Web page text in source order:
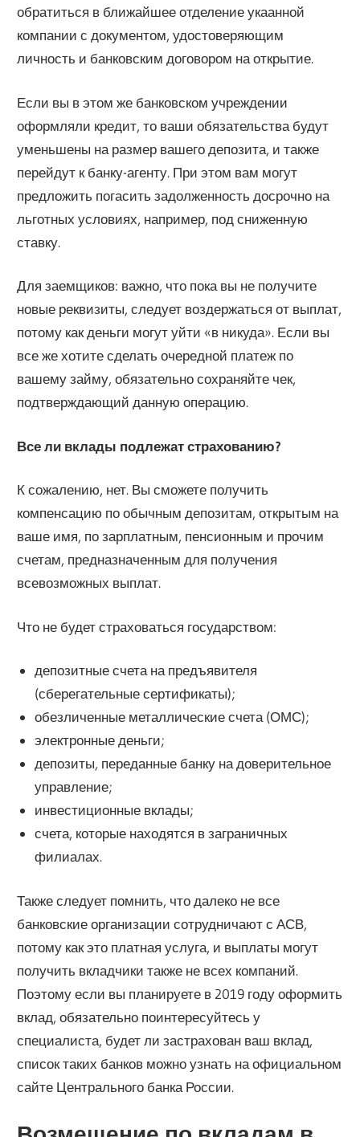
обратиться в ближайшее отделение укаанной
компании с документом, удостоверяющим
личность и банковским договором на открытие.
Если вы в этом же банковском учреждении
оформляли кредит, то ваши обязательства будут
уменьшены на размер вашего депозита, и также
перейдут к банку-агенту. При этом вам могут
предложить погасить задолженность досрочно на
льготных условиях, например, под сниженную
ставку.
Для заемщиков: важно, что пока вы не получите
новые реквизиты, следует воздержаться от выплат,
потому как деньги могут уйти «в никуда». Если вы
все же хотите сделать очередной платеж по
вашему займу, обязательно сохраняйте чек,
подтверждающий данную операцию.
Все ли вклады подлежат страхованию?
К сожалению, нет. Вы сможете получить
компенсацию по обычным депозитам, открытым на
ваше имя, по зарплатным, пенсионным и прочим
счетам, предназначенным для получения
всевозможных выплат.
Что не будет страховаться государством:
депозитные счета на предъявителя
(сберегательные сертификаты);
обезличенные металлические счета (ОМС);
электронные деньги;
депозиты, переданные банку на доверительное
управление;
инвестиционные вклады;
счета, которые находятся в заграничных
филиалах.
Также следует помнить, что далеко не все
банковские организации сотрудничают с АСВ,
потому как это платная услуга, и выплаты могут
получить вкладчики также не всех компаний.
Поэтому если вы планируете в 2019 году оформить
вклад, обязательно поинтересуйтесь у
специалиста, будет ли застрахован ваш вклад,
список таких банков можно узнать на официальном
сайте Центрального банка России.